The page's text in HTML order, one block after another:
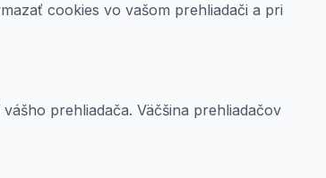
cookies vo vašom prehliadači a pri
prehliadača. Väčšina prehliadačov